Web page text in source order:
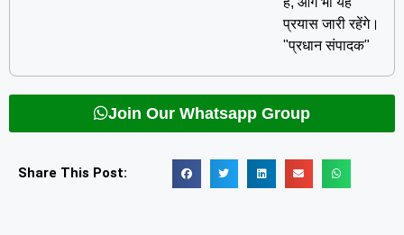
प्रयास जारी रहेंगे।
"प्रधान संपादक"
Join Our Whatsapp Group
Share This Post: